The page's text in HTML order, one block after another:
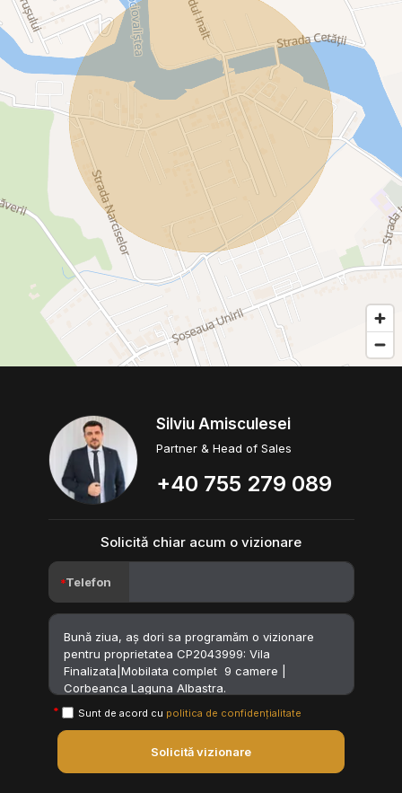
Silviu Amisculesei
Partner & Head of Sales
+40 755 279 089
Solicită chiar acum o vizionare
Telefon
Sunt de acord cu politica de confidențialitate
Solicită vizionare